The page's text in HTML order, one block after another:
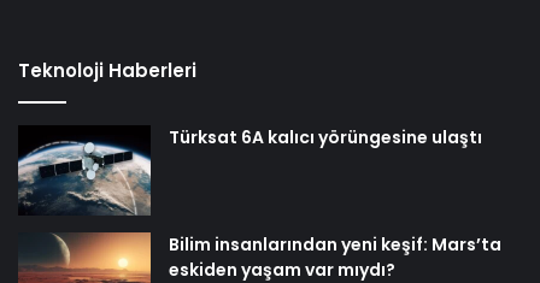
Teknoloji Haberleri
Türksat 6A kalıcı yörüngesine ulaştı
Bilim insanlarından yeni keşif: Mars’ta
eskiden yaşam var mıydı?